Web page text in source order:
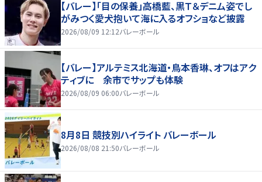
【バレー】「目の保養」高橋藍、黒Ｔ＆デニム姿でし
がみつく愛犬抱いて海に入るオフショなど披露
2026/08/09 12:12バレーボール
【バレー】アルテミス北海道・鳥本香琳、オフはアク
ティブに 余市でサップも体験
2026/08/09 06:00バレーボール
8月8日 競技別ハイライト バレーボール
2026/08/08 21:50バレーボール